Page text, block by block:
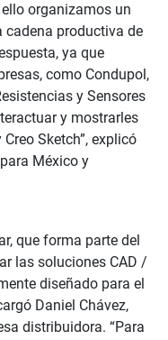
organizamos un
cadena productiva de
ya que
como Condupol,
y Sensores
y mostrarles
Sketch”, explicó
México y
que forma parte del
las soluciones CAD /
diseñado para el
Daniel Chávez,
distribuidora. “Para